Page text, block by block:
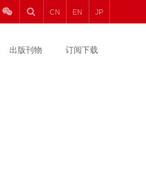
CN EN JP
出版刊物 订阅下载